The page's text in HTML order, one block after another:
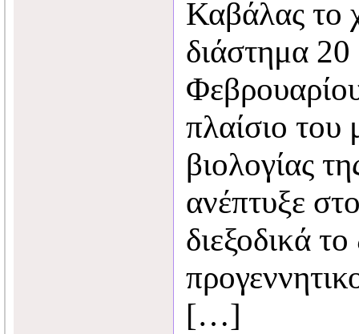
Καβάλας το
διάστημα
πλαίσιο του
βιολογίας
ανέπτυξε
διεξοδικά
[…]